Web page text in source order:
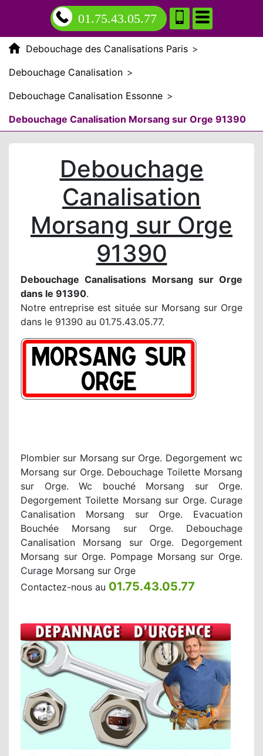
01.75.43.05.77
Debouchage des Canalisations Paris >
Debouchage Canalisation >
Debouchage Canalisation Essonne >
Debouchage Canalisation Morsang sur Orge 91390
Debouchage
Canalisation
Morsang sur Orge
91390
Debouchage Canalisations Morsang sur Orge
dans le 91390.
Notre entreprise est située sur Morsang sur Orge
dans le 91390 au 01.75.43.05.77.
Plombier sur Morsang sur Orge. Degorgement wc
Morsang sur Orge. Debouchage Toilette Morsang
sur Orge. Wc bouché Morsang sur Orge.
Degorgement Toilette Morsang sur Orge. Curage
Canalisation Morsang sur Orge. Evacuation
Bouchée Morsang sur Orge. Debouchage
Canalisation Morsang sur Orge. Degorgement
Morsang sur Orge. Pompage Morsang sur Orge.
Curage Morsang sur Orge
Contactez-nous au 01.75.43.05.77